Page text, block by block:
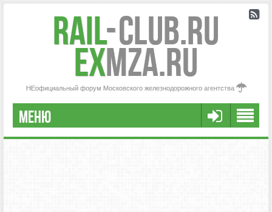
Rail-Club.RU
exMZA.RU
НЕофициальный форум Московского железнодорожного агентства
МЕНЮ
РЕГИСТРАЦИЯ